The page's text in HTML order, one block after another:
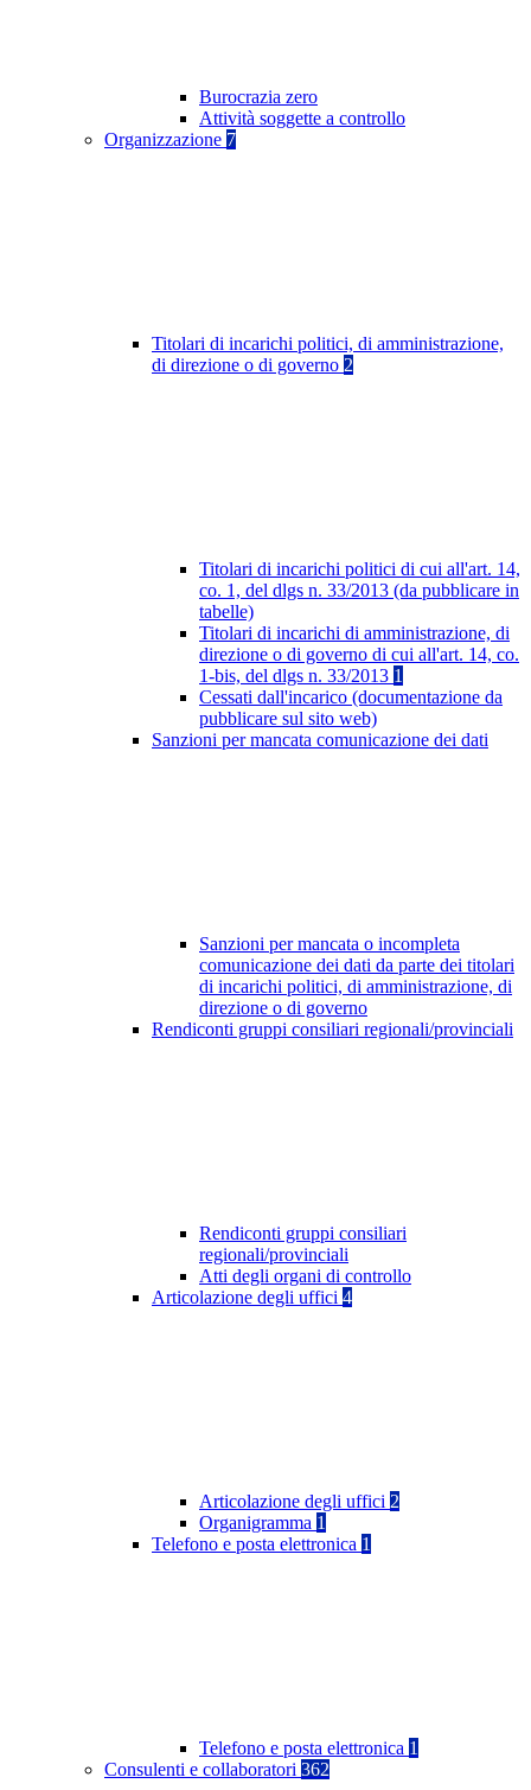
Burocrazia zero
Attività soggette a controllo
Organizzazione 7
Titolari di incarichi politici, di amministrazione,
di direzione o di governo 2
Titolari di incarichi politici di cui all'art. 14,
co. 1, del dlgs n. 33/2013 (da pubblicare in
tabelle)
Titolari di incarichi di amministrazione, di
direzione o di governo di cui all'art. 14, co.
1-bis, del dlgs n. 33/2013 1
Cessati dall'incarico (documentazione da
pubblicare sul sito web)
Sanzioni per mancata comunicazione dei dati
Sanzioni per mancata o incompleta
comunicazione dei dati da parte dei titolari
di incarichi politici, di amministrazione, di
direzione o di governo
Rendiconti gruppi consiliari regionali/provinciali
Rendiconti gruppi consiliari
regionali/provinciali
Atti degli organi di controllo
Articolazione degli uffici 4
Articolazione degli uffici 2
Organigramma 1
Telefono e posta elettronica 1
Telefono e posta elettronica 1
Consulenti e collaboratori 362